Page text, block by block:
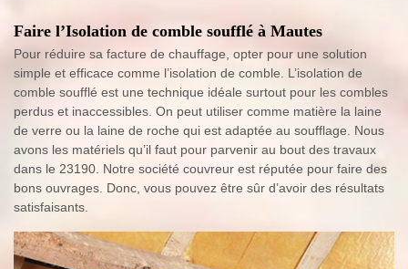
Faire l’Isolation de comble soufflé à Mautes
Pour réduire sa facture de chauffage, opter pour une solution
simple et efficace comme l’isolation de comble. L’isolation de
comble soufflé est une technique idéale surtout pour les combles
perdus et inaccessibles. On peut utiliser comme matière la laine
de verre ou la laine de roche qui est adaptée au soufflage. Nous
avons les matériels qu’il faut pour parvenir au bout des travaux
dans le 23190. Notre société couvreur est réputée pour faire des
bons ouvrages. Donc, vous pouvez être sûr d’avoir des résultats
satisfaisants.